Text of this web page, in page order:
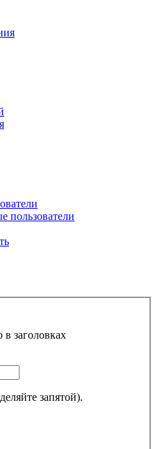
пользователи
в заголовках
запятой).